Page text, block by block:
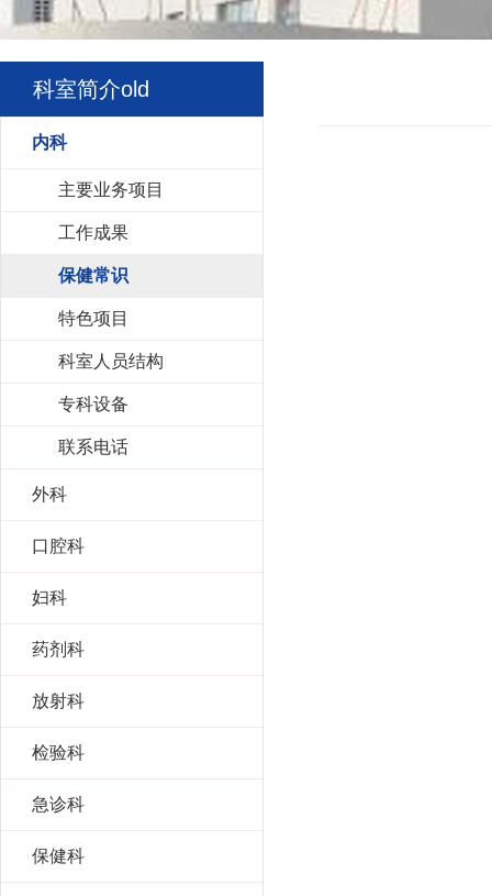
科室简介old
内科
主要业务项目
工作成果
保健常识
特色项目
科室人员结构
专科设备
联系电话
外科
口腔科
妇科
药剂科
放射科
检验科
急诊科
保健科